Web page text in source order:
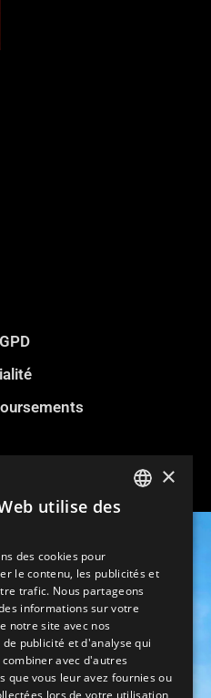
PARIS
Sauna Hammam
75012 Paris
de Lyon
FRENCH
GERMAN
ITALIAN
SPANISH
TURKISH
×
utilise des
des cookies pour
le contenu, les publicités et
trafic. Nous partageons
informations sur votre
notre site avec nos
publicité et d'analyse qui
avec d'autres
que vous leur avez fournies ou
lors de votre utilisation